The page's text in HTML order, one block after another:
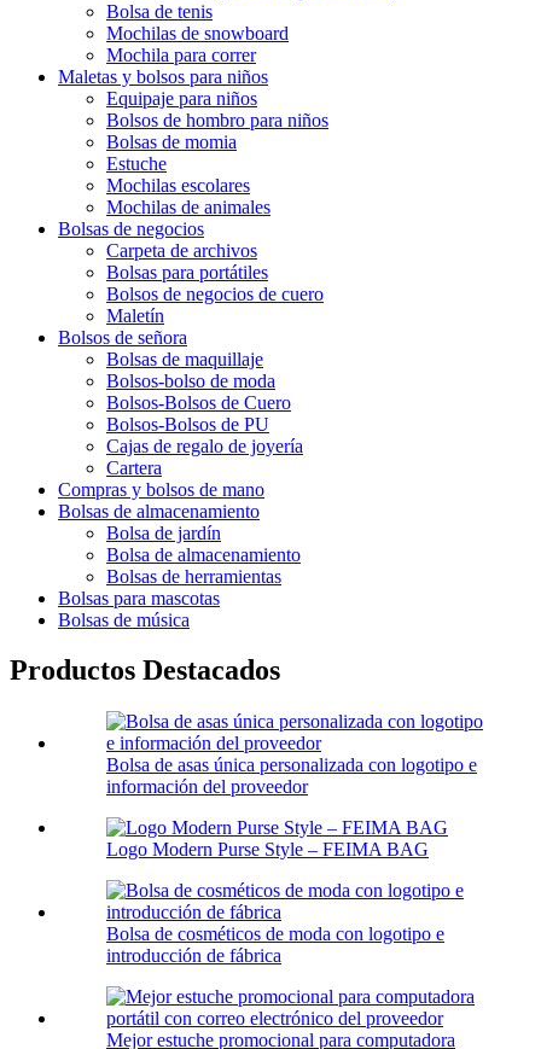
Bolsa de tenis
Mochilas de snowboard
Mochila para correr
Maletas y bolsos para niños
Equipaje para niños
Bolsos de hombro para niños
Bolsas de momia
Estuche
Mochilas escolares
Mochilas de animales
Bolsas de negocios
Carpeta de archivos
Bolsas para portátiles
Bolsos de negocios de cuero
Maletín
Bolsos de señora
Bolsas de maquillaje
Bolsos-bolso de moda
Bolsos-Bolsos de Cuero
Bolsos-Bolsos de PU
Cajas de regalo de joyería
Cartera
Compras y bolsos de mano
Bolsas de almacenamiento
Bolsa de jardín
Bolsa de almacenamiento
Bolsas de herramientas
Bolsas para mascotas
Bolsas de música
Productos Destacados
Bolsa de asas única personalizada con logotipo e
información del proveedor
Logo Modern Purse Style – FEIMA BAG
Bolsa de cosméticos de moda con logotipo e
introducción de fábrica
Mejor estuche promocional para computadora